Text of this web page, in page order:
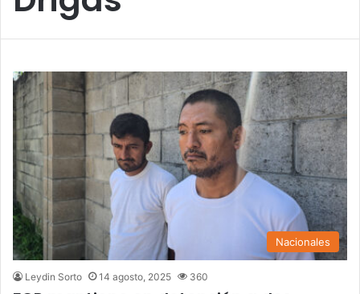
Nacionales
Leydin Sorto 14 agosto, 2025 360